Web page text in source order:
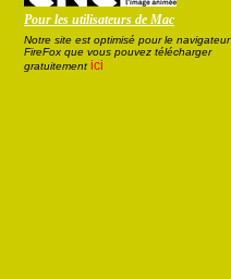
Pour les utilisateurs de Mac
Notre site est optimisé pour le navigateur
FireFox que vous pouvez télécharger
gratuitement ici